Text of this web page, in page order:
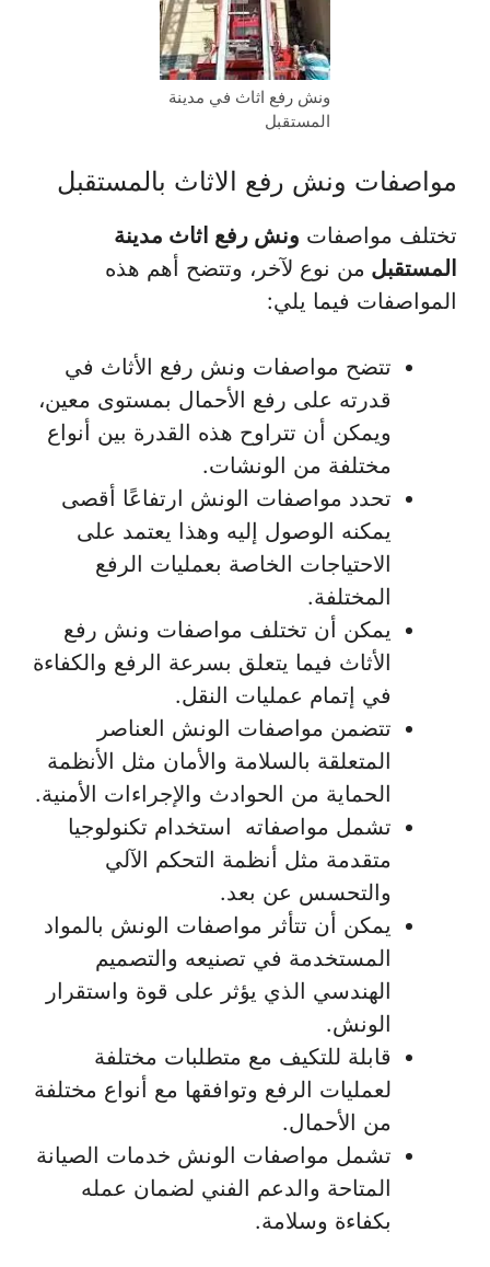
ونش رفع اثاث في مدينة
المستقبل
مواصفات ونش رفع الاثاث بالمستقبل
تختلف مواصفات ونش رفع اثاث مدينة
المستقبل من نوع لآخر، وتتضح أهم هذه
المواصفات فيما يلي:
تتضح مواصفات ونش رفع الأثاث في
قدرته على رفع الأحمال بمستوى معين،
ويمكن أن تتراوح هذه القدرة بين أنواع
مختلفة من الونشات.
تحدد مواصفات الونش ارتفاعًا أقصى
يمكنه الوصول إليه وهذا يعتمد على
الاحتياجات الخاصة بعمليات الرفع
المختلفة.
يمكن أن تختلف مواصفات ونش رفع
الأثاث فيما يتعلق بسرعة الرفع والكفاءة
في إتمام عمليات النقل.
تتضمن مواصفات الونش العناصر
المتعلقة بالسلامة والأمان مثل الأنظمة
الحماية من الحوادث والإجراءات الأمنية.
تشمل مواصفاته استخدام تكنولوجيا
متقدمة مثل أنظمة التحكم الآلي
والتحسس عن بعد.
يمكن أن تتأثر مواصفات الونش بالمواد
المستخدمة في تصنيعه والتصميم
الهندسي الذي يؤثر على قوة واستقرار
الونش.
قابلة للتكيف مع متطلبات مختلفة
لعمليات الرفع وتوافقها مع أنواع مختلفة
من الأحمال.
تشمل مواصفات الونش خدمات الصيانة
المتاحة والدعم الفني لضمان عمله
بكفاءة وسلامة.